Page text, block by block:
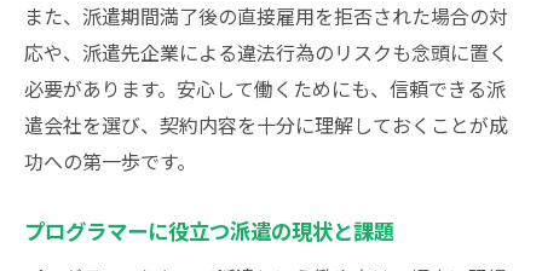
また、派遣期間満了後の直接雇用を拒否された場合の対
応や、派遣先企業による違法行為のリスクも念頭に置く
必要があります。安心して働くためにも、信頼できる派
遣会社を選び、契約内容を十分に理解しておくことが成
功への第一歩です。
プログラマーに役立つ派遣の現状と課題